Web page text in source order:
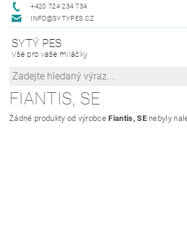
+420 724 234 734
INFO@SYTYPES.CZ
SYTÝ PES
Vše pro vaše miláčky
FIANTIS, SE
Žádné produkty od výrobceFiantis, SEnebyly